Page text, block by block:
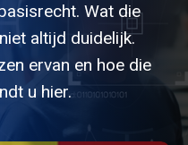
Wat die
altijd duidelijk.
ervan en hoe die
u hier.